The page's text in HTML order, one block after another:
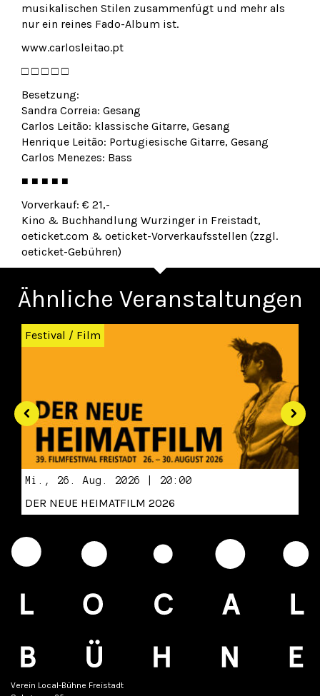
musikalischen Stilen zusammenfügt und mehr als
nur ein reines Fado-Album ist.
www.carlosleitao.pt
□ □ □ □ □
Besetzung:
Sandra Correia: Gesang
Carlos Leitão: klassische Gitarre, Gesang
Henrique Leitão: Portugiesische Gitarre, Gesang
Carlos Menezes: Bass
■ ■ ■ ■ ■
Vorverkauf: € 21,-
Kino & Buchhandlung Wurzinger in Freistadt,
oeticket.com & oeticket-Vorverkaufsstellen (zzgl.
oeticket-Gebühren)
Ähnliche Veranstaltungen
Zurück
Festival / Film
Mi., 26. Aug. 2026 | 20:00
DER NEUE HEIMATFILM 2026
Verein Local-Bühne Freistadt